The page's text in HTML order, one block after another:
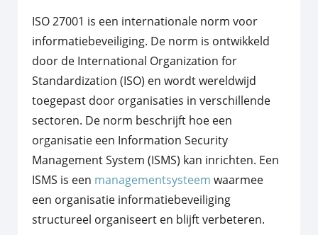
ISO 27001 is een internationale norm voor
informatiebeveiliging. De norm is ontwikkeld
door de International Organization for
Standardization (ISO) en wordt wereldwijd
toegepast door organisaties in verschillende
sectoren. De norm beschrijft hoe een
organisatie een Information Security
Management System (ISMS) kan inrichten. Een
ISMS is een managementsysteem waarmee
een organisatie informatiebeveiliging
structureel organiseert en blijft verbeteren.